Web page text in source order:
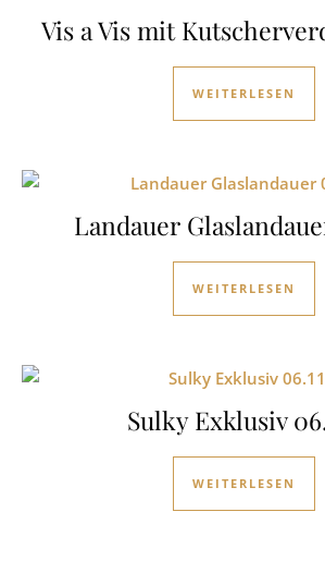
Vis a Vis mit
WEITERLESEN
Landauer
WEITERLESEN
Sulky Exklusiv
WEITERLESEN